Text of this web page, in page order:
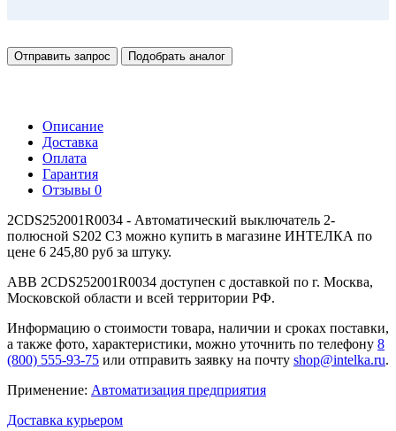
Отправить запрос Подобрать аналог
Описание
Доставка
Оплата
Гарантия
Отзывы 0
2CDS252001R0034 - Автоматический выключатель 2-
полюсной S202 C3 можно купить в магазине ИНТЕЛКА по
цене 6 245,80 руб за штуку.
ABB 2CDS252001R0034 доступен с доставкой по г. Москва,
Московской области и всей территории РФ.
Информацию о стоимости товара, наличии и сроках поставки,
а также фото, характеристики, можно уточнить по телефону 8
(800) 555-93-75 или отправить заявку на почту shop@intelka.ru.
Применение: Автоматизация предприятия
Доставка курьером